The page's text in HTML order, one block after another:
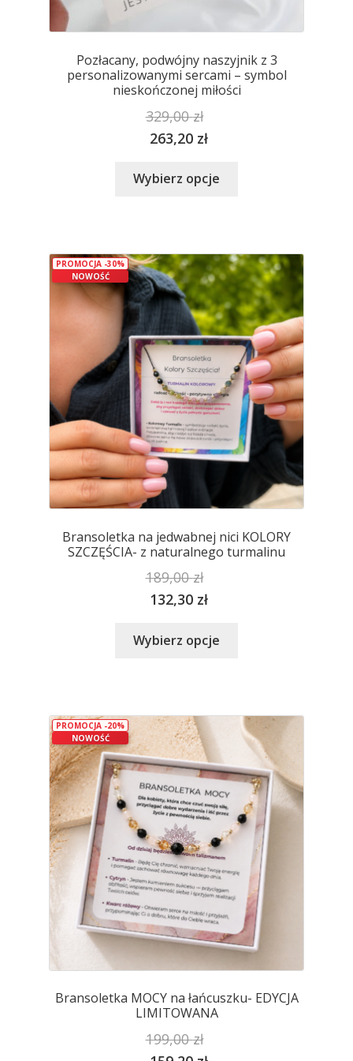
Pozłacany, podwójny naszyjnik z 3
personalizowanymi sercami – symbol
nieskończonej miłości
329,00zł
263,20 zł
Wybierz opcje
wariantów.
Opcje
można
wybrać
na
stronie
produktu
NOWOŚĆ
PROMOCJA -30%
Bransoletka na jedwabnej nici KOLORY
SZCZĘŚCIA- z naturalnego turmalinu
189,00zł
132,30 zł
Wybierz opcje
Opcje
można
wybrać
na
stronie
produktu
NOWOŚĆ
PROMOCJA -20%
Bransoletka MOCY na łańcuszku- EDYCJA
LIMITOWANA
199,00zł